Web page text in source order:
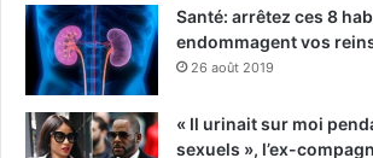
Santé: arrêtez ces 8
endommagent vos
26 août 2019
« Il urinait sur moi
sexuels », l’ex-